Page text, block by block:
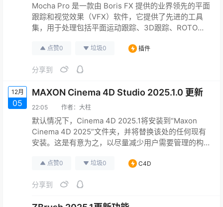
Mocha Pro 是一款由 Boris FX 提供的业界领先的平面
跟踪和视觉效果（VFX）软件，它提供了先进的工具
集，用于处理包括平面运动跟踪、3D跟踪、ROTO绘
跟踪在内的多种任务。Mocha Pro 2025版本发布，引
ROTO（Rotoscoping）和遮罩（Masking）方面的工
点赞0 垃圾0 插件
分享到
12月
05
MAXON Cinema 4D Studio 2025.1.0 更新
22:05 作者： 大柱
默认情况下，Cinema 4D 2025.1将安装到“Maxon
Cinema 4D 2025”文件夹，并将替换该处的任何现有
安装。这是有意为之，以尽量减少用户需要管理的构
整体磁盘使用量，并帮助确保您始终使用的是最新版
可以自定义安装路径。 系统要求与Cinema 4D
点赞0 垃圾0 C4D
分享到